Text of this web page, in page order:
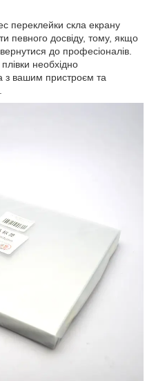
переклейки скла екрану
певного досвіду, тому, якщо
до професіоналів.
необхідно
з вашим пристроєм та